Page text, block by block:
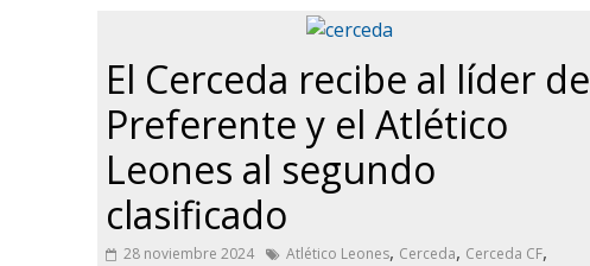
El Cerceda recibe al líder de
Preferente y el Atlético
Leones al segundo
clasificado
28 noviembre 2024 Atlético Leones, Cerceda, Cerceda CF,